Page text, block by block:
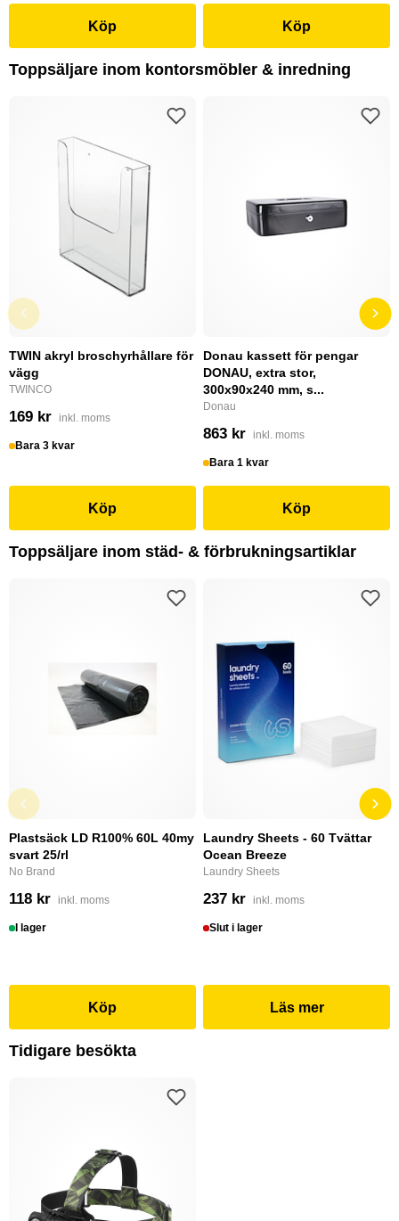
Köp Köp
Toppsäljare inom kontorsmöbler & inredning
TWIN akryl broschyrhållare för
vägg
TWINCO
169 kr inkl. moms
Bara 3 kvar
Köp
Donau kassett för pengar
DONAU, extra stor,
300x90x240 mm, s...
Donau
863 kr inkl. moms
Bara 1 kvar
Köp
Toppsäljare inom städ- & förbrukningsartiklar
Plastsäck LD R100% 60L 40my
svart 25/rl
No Brand
118 kr inkl. moms
I lager
Köp
Laundry Sheets - 60 Tvättar
Ocean Breeze
Laundry Sheets
237 kr inkl. moms
Slut i lager
Läs mer
Tidigare besökta